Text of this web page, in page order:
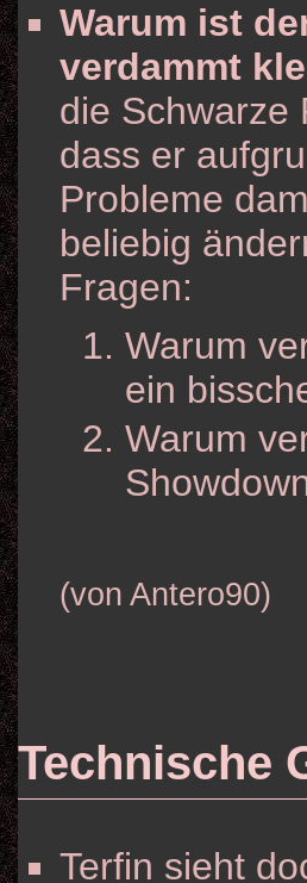
Warum ist
verdammt
die Schwarze
dass er
Probleme
beliebig
Fragen:
Warum
ein
Warum
(von Antero90)
Technische
Terfin sieht